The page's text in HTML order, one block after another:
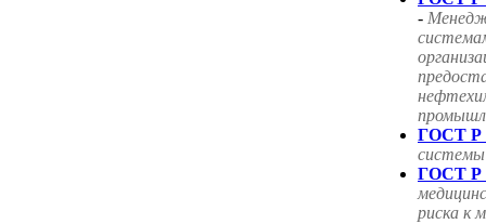
-
ГОСТ Р
системы
ГОСТ Р
риска к